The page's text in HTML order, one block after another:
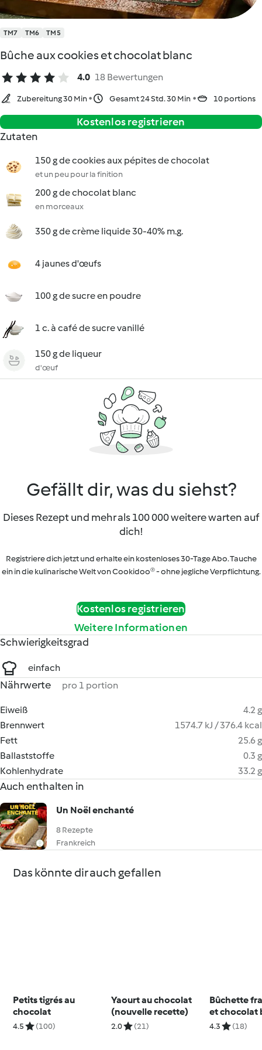
TM7 TM6 TM5
Bûche aux cookies et chocolat blanc
4.0 18 Bewertungen
Zubereitung 30 Min Gesamt 24 Std. 30 Min 10 portions
Kostenlos registrieren
Zutaten
150 g de cookies aux pépites de chocolat
et un peu pour la finition
200 g de chocolat blanc
en morceaux
350 g de crème liquide 30-40% m.g.
4 jaunes d'œufs
100 g de sucre en poudre
1 c. à café de sucre vanillé
150 g de liqueur
d'œuf
Gefällt dir, was du siehst?
Dieses Rezept und mehr als 100 000 weitere warten auf
dich!
Registriere dich jetzt und erhalte ein kostenloses 30-Tage Abo. Tauche
ein in die kulinarische Welt von Cookidoo® - ohne jegliche Verpflichtung.
Kostenlos registrieren
Weitere Informationen
Schwierigkeitsgrad
einfach
Nährwerte pro 1 portion
Eiweiß
4.2 g
Brennwert
1574.7 kJ / 376.4 kcal
Fett
25.6 g
Ballaststoffe
0.3 g
Kohlenhydrate
33.2 g
Auch enthalten in
Un Noël enchanté
8 Rezepte
Frankreich
Das könnte dir auch gefallen
Petits tigrés au
chocolat
4.5 (100)
Yaourt au chocolat
(nouvelle recette)
2.0 (21)
Bûchette
et chocolat
4.3 (18)